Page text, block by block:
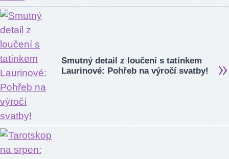
Smutný detail z loučení s tatínkem
Laurinové: Pohřeb na výročí svatby!